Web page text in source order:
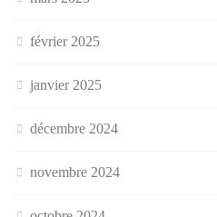
février 2025
janvier 2025
décembre 2024
novembre 2024